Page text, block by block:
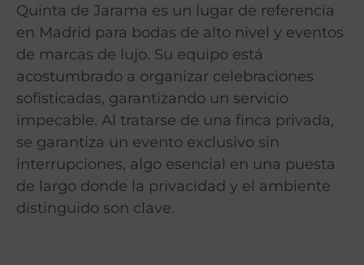
Quinta de Jarama es un lugar de referencia
en Madrid para bodas de alto nivel y eventos
de marcas de lujo. Su equipo está
acostumbrado a organizar celebraciones
sofisticadas, garantizando un servicio
impecable. Al tratarse de una finca privada,
se garantiza un evento exclusivo sin
interrupciones, algo esencial en una puesta
de largo donde la privacidad y el ambiente
distinguido son clave.